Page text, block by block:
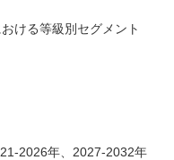
ける等級別セグメント
2026年、2027-2032年